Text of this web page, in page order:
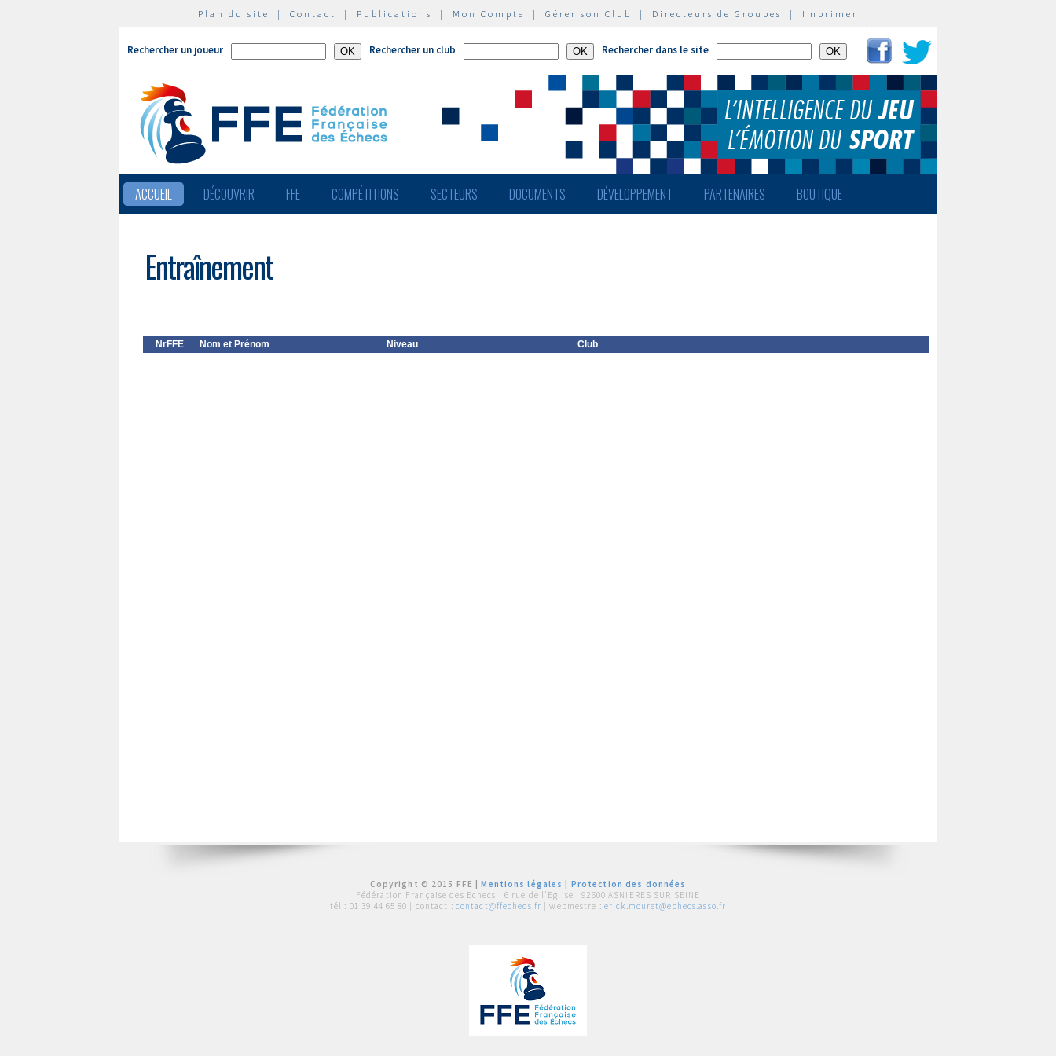
Plan du site | Contact | Publications | Mon Compte | Gérer son Club | Directeurs de Groupes | Imprimer
Rechercher un joueur Rechercher un club Rechercher dans le site
ACCUEIL DÉCOUVRIR FFE COMPÉTITIONS SECTEURS DOCUMENTS DÉVELOPPEMENT PARTENAIRES BOUTIQUE
Entraînement
NrFFE Nom et Prénom Niveau Club
Copyright © 2015 FFE |Mentions légales
Protection des données
Fédération Française des Echecs | 6 rue de l'Eglise | 92600 ASNIERES SUR SEINE
tél : 01 39 44 65 80 | contact : contact@ffechecs.fr | webmestre : erick.mouret@echecs.asso.fr